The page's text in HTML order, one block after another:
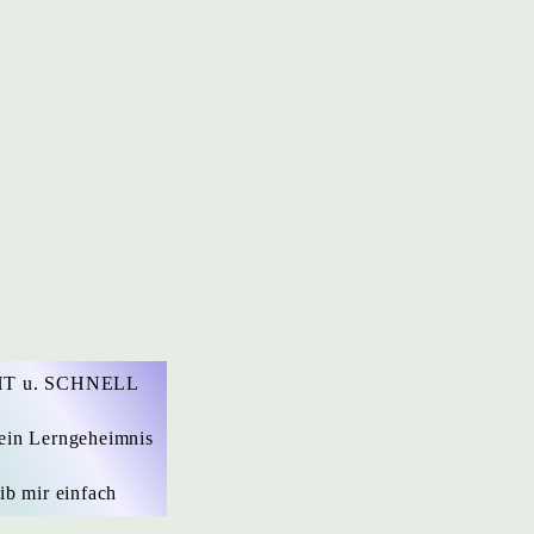
u. SCHNELL
Lerngeheimnis
mir einfach